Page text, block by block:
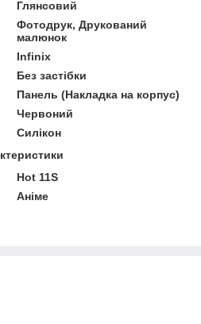
Глянсовий
Фотодрук, Друкований
малюнок
Infinix
Без застібки
Панель (Накладка на корпус)
Червоний
Силікон
Hot 11S
Аніме